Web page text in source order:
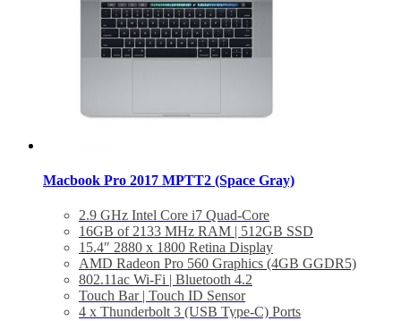
Macbook Pro 2017 MPTT2 (Space Gray)
2.9 GHz Intel Core i7 Quad-Core
16GB of 2133 MHz RAM | 512GB SSD
15.4″ 2880 x 1800 Retina Display
AMD Radeon Pro 560 Graphics (4GB GGDR5)
802.11ac Wi-Fi | Bluetooth 4.2
Touch Bar | Touch ID Sensor
4 x Thunderbolt 3 (USB Type-C) Ports